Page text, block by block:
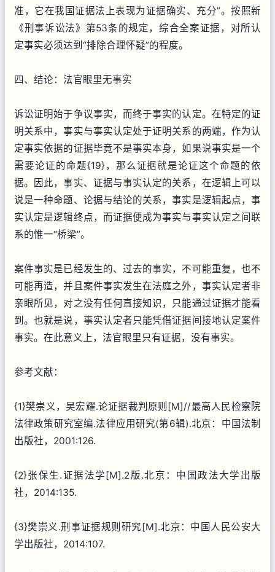
准，它在我国证据法上表现为证据确实、充分”。按照新
《刑事诉讼法》第53条的规定，综合全案证据，对所认
定事实必须达到“排除合理怀疑”的程度。
四、结论：法官眼里无事实
诉讼证明始于争议事实，而终于事实的认定。在特定的证
明关系中，事实与事实认定处于证明关系的两端，作为认
定事实依据的证据毕竟不是事实本身，如果说事实是一个
需要论证的命题{19}，那么证据就是论证这个命题的依
据。因此，事实、证据与事实认定的关系，在逻辑上可以
说是一种命题、论据与结论的关系，事实是逻辑起点，事
实认定是逻辑终点，而证据便成为事实与事实认定之间联
系的惟一“桥梁”。
案件事实是已经发生的、过去的事实，不可能重复，也不
可能再造，并且案件事实发生在法庭之外，事实认定者非
亲眼所见，对之没有任何直接知识，只能通过证据才能看
到。也就是说，事实认定者只能凭借证据间接地认定案件
事实。在此意义上，法官眼里只有证据，没有事实。
参考文献：
{1}樊崇义，吴宏耀.论证据裁判原则[M]//最高人民检察院
法律政策研究室编.法律应用研究(第6辑).北京：中国法制
出版社，2001:126.
{2}张保生.证据法学[M].2版.北京：中国政法大学出版
社，2014:135.
{3}樊崇义.刑事证据规则研究[M].北京：中国人民公安大
学出版社，2014:107.